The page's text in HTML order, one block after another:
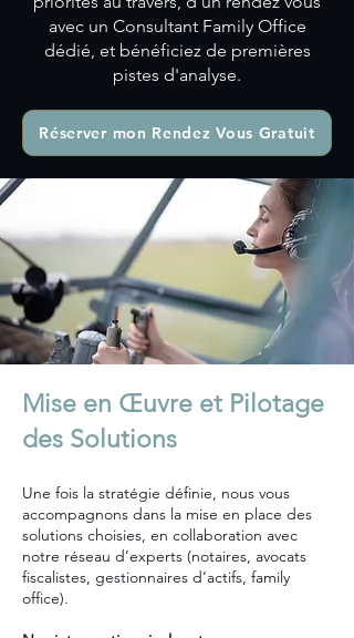
avec un Consultant Family Office
dédié, et bénéficiez de premières
pistes d'analyse.
Réserver mon Rendez Vous Gratuit
Mise en Œuvre et Pilotage
des Solutions
Une fois la stratégie définie, nous vous
accompagnons dans la mise en place des
solutions choisies, en collaboration avec
notre réseau d’experts (notaires, avocats
fiscalistes, gestionnaires d’actifs, family
office).